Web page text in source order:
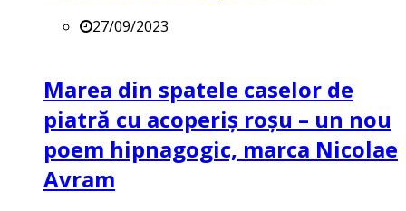
27/09/2023
Marea din spatele caselor de
piatră cu acoperiș roșu – un nou
poem hipnagogic, marca Nicolae
Avram